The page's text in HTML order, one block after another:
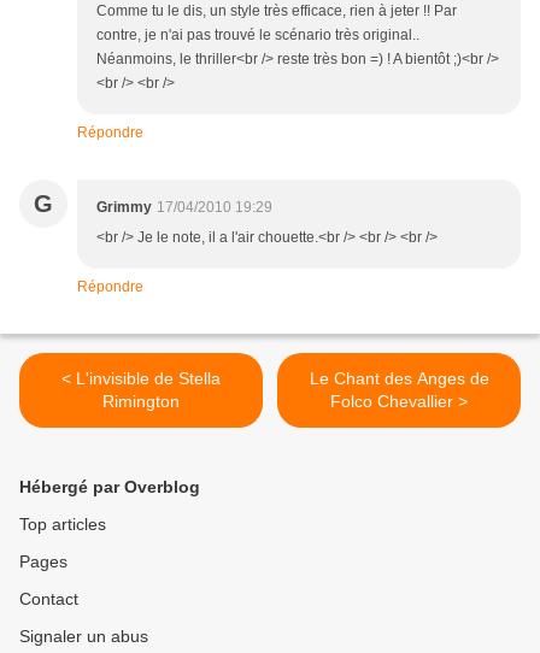
Comme tu le dis, un style très efficace, rien à jeter !! Par
contre, je n'ai pas trouvé le scénario très original..
Néanmoins, le thriller<br /> reste très bon =) ! A bientôt ;)<br />
<br /> <br />
Répondre
G Grimmy 17/04/2010 19:29
<br /> Je le note, il a l'air chouette.<br /> <br /> <br />
Répondre
< L'invisible de Stella
Rimington
Le Chant des Anges de
Folco Chevallier >
Hébergé par Overblog
Top articles
Pages
Contact
Signaler un abus